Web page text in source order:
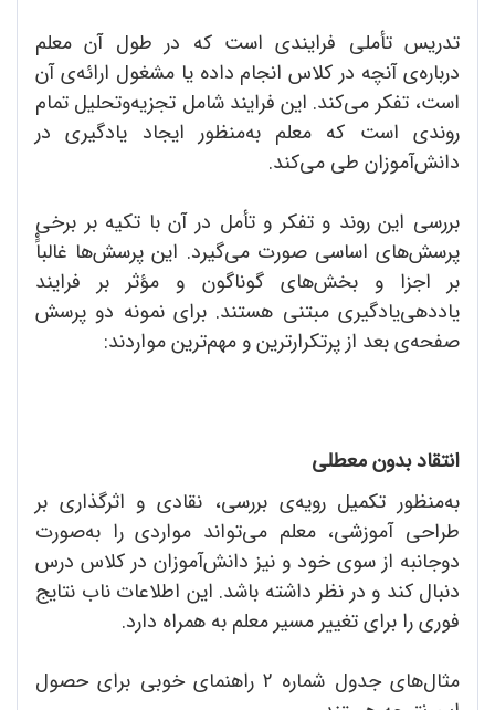
تدریس تأملی فرایندی است که در طول آن معلم
درباره‌ی آنچه در کلاس انجام داده یا مشغول ارائه‌ی آن
است، تفکر می‌کند. این فرایند شامل تجزیه‌و‌تحلیل تمام
روندی است که معلم به‌منظور ایجاد یادگیری در
دانش‌آموزان طی می‌کند.
بررسی این روند و تفکر و تأمل در آن با تکیه بر برخی
پرسش‌های اساسی صورت می‌گیرد. این پرسش‌ها غالباًْ
بر اجزا و بخش‌های گوناگون و مؤثر بر فرایند
یاددهی‌یادگیری مبتنی هستند. برای نمونه دو پرسش
صفحه‌ی بعد از پرتکرارترین و مهم‌ترین مواردند:
انتقاد بدون معطلی
به‌منظور تکمیل رویه‌ی بررسی، نقادی و اثرگذاری بر
طراحی آموزشی، معلم می‌تواند مواردی را به‌صورت
دوجانبه از سوی خود و نیز دانش‌آموزان در کلاس درس
دنبال کند و در نظر داشته باشد. این اطلاعات ناب نتایج
فوری را برای تغییر مسیر معلم به همراه دارد.
مثال‌های جدول شماره 2 راهنمای خوبی برای حصول